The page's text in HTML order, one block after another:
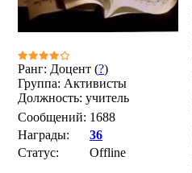
Ранг: Доцент (?)
Группа: Активисты
Должность: учитель
Сообщений: 1688
Награды:
36
Статус:
Offline